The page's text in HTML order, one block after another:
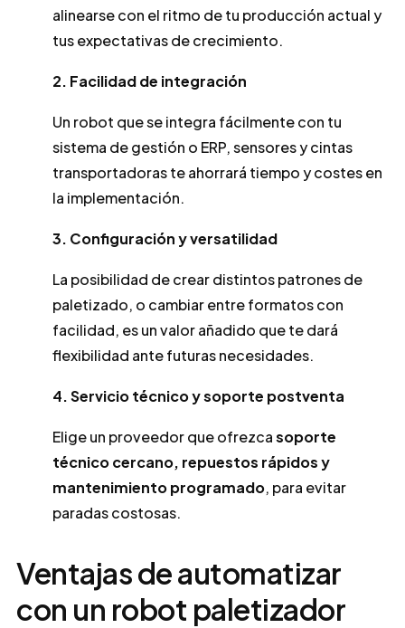
alinearse con el ritmo de tu producción actual y
tus expectativas de crecimiento.
2. Facilidad de integración
Un robot que se integra fácilmente con tu
sistema de gestión o ERP, sensores y cintas
transportadoras te ahorrará tiempo y costes en
la implementación.
3. Configuración y versatilidad
La posibilidad de crear distintos patrones de
paletizado, o cambiar entre formatos con
facilidad, es un valor añadido que te dará
flexibilidad ante futuras necesidades.
4. Servicio técnico y soporte postventa
Elige un proveedor que ofrezcasoporte
técnico cercano, repuestos rápidos y
mantenimiento programado, para evitar
paradas costosas.
Ventajas de automatizar
con un robot paletizador